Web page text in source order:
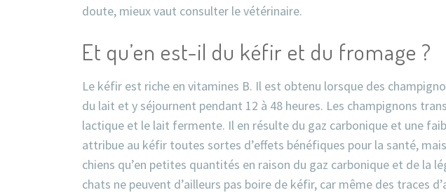
doute, mieux vaut consulter le vétérinaire.
Et qu’en est-il du kéfir et du fromage ?
Le kéfir est riche en vitamines B. Il est obtenu lorsque des
du lait et y séjournent pendant 12 à 48 heures. Les champignons
lactique et le lait fermente. Il en résulte du gaz carbonique et une
attribue au kéfir toutes sortes d’effets bénéfiques pour la santé,
chiens qu’en petites quantités en raison du gaz carbonique et de la
chats ne peuvent d’ailleurs pas boire de kéfir, car même des traces